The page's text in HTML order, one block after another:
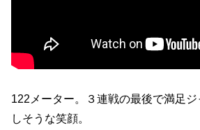
122メーター。３連戦の最後で満足
しそうな笑顔。